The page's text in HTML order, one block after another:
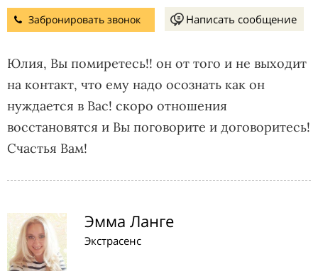
Забронировать звонок Написать сообщение
Юлия, Вы помиретесь!! он от того и не выходит
на контакт, что ему надо осознать как он
нуждается в Вас! скоро отношения
восстановятся и Вы поговорите и договоритесь!
Счастья Вам!
Эмма Ланге
Экстрасенс